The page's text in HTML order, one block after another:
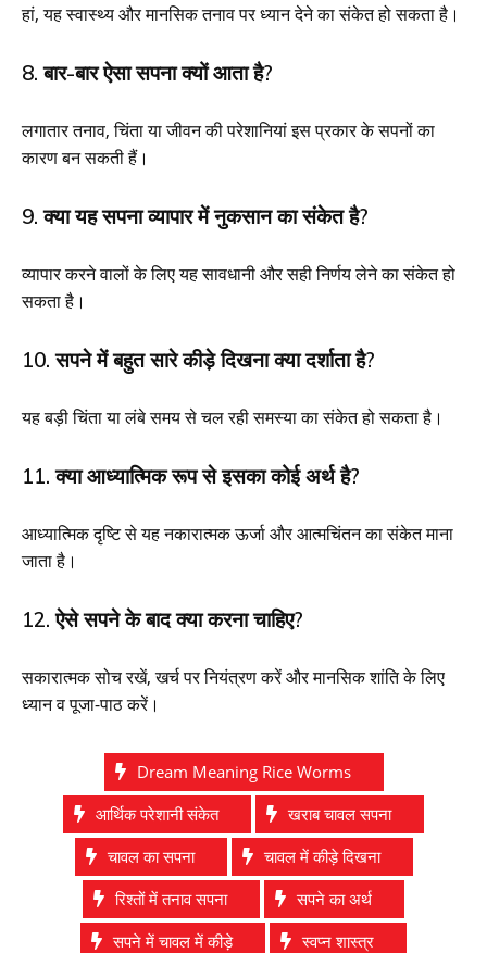
हां, यह स्वास्थ्य और मानसिक तनाव पर ध्यान देने का संकेत हो सकता है।
8. बार-बार ऐसा सपना क्यों आता है?
लगातार तनाव, चिंता या जीवन की परेशानियां इस प्रकार के सपनों का
कारण बन सकती हैं।
9. क्या यह सपना व्यापार में नुकसान का संकेत है?
व्यापार करने वालों के लिए यह सावधानी और सही निर्णय लेने का संकेत हो
सकता है।
10. सपने में बहुत सारे कीड़े दिखना क्या दर्शाता है?
यह बड़ी चिंता या लंबे समय से चल रही समस्या का संकेत हो सकता है।
11. क्या आध्यात्मिक रूप से इसका कोई अर्थ है?
आध्यात्मिक दृष्टि से यह नकारात्मक ऊर्जा और आत्मचिंतन का संकेत माना
जाता है।
12. ऐसे सपने के बाद क्या करना चाहिए?
सकारात्मक सोच रखें, खर्च पर नियंत्रण करें और मानसिक शांति के लिए
ध्यान व पूजा-पाठ करें।
Dream Meaning Rice Worms
आर्थिक परेशानी संकेत
खराब चावल सपना
चावल का सपना
चावल में कीड़े दिखना
रिश्तों में तनाव सपना
सपने का अर्थ
सपने में चावल में कीड़े
स्वप्न शास्त्र